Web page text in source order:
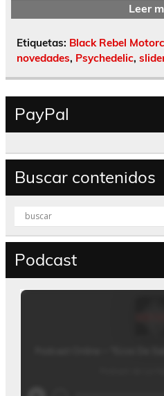
Leer
Etiquetas: Black Rebel
novedades, Psychedelic,
PayPal
Buscar contenidos
Podcast